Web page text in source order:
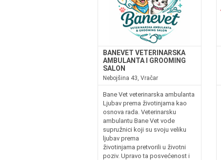
BANEVET VETERINARSKA
AMBULANTA I GROOMING
SALON
Nebojšina 43, Vračar
Bane Vet veterinarska ambulanta
Ljubav prema životinjama kao
osnova rada. Veterinarsku
ambulantu Bane Vet vode
supružnici koji su svoju veliku
ljubav prema
životinjama pretvorili u životni
poziv. Upravo ta posvećenost i